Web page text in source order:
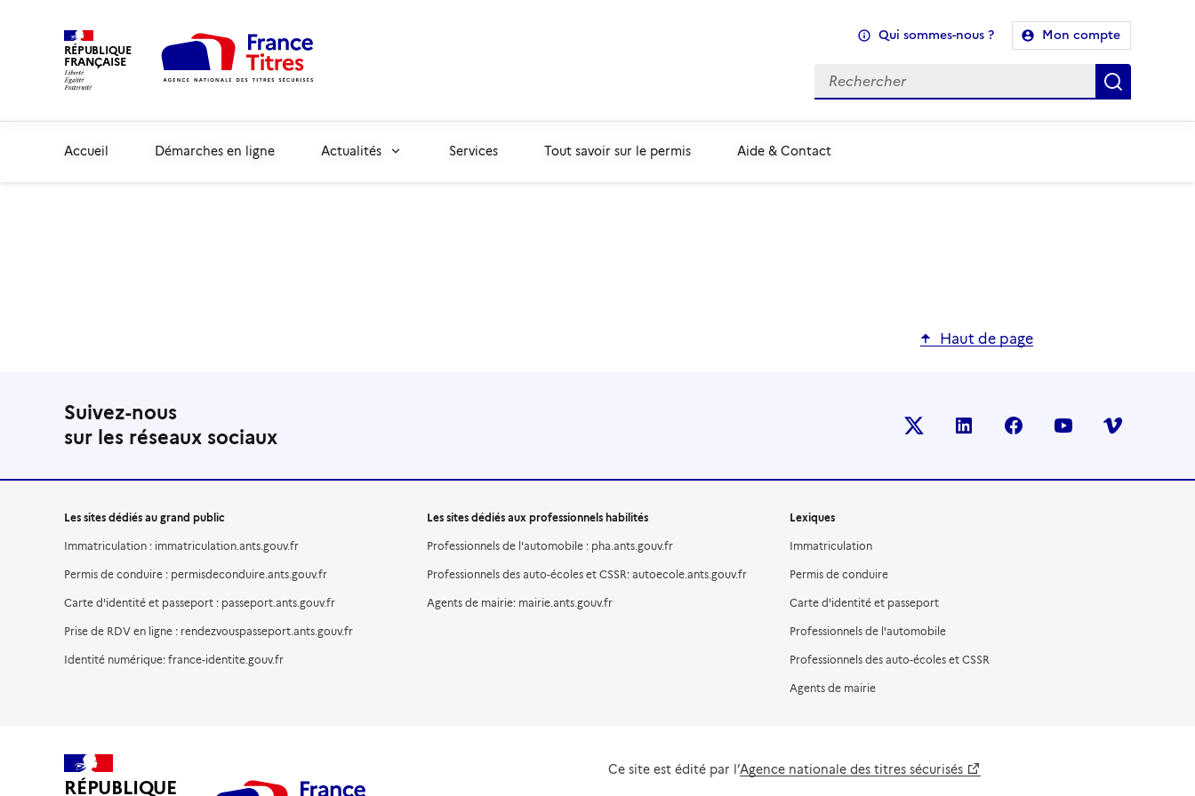
RÉPUBLIQUE
FRANÇAISE
Qui sommes-nous ? Mon compte
Recherche
Accueil Démarches en ligne Actualités Services Tout savoir sur le permis Aide & Contact
Haut de page
Suivez-nous
sur les réseaux sociaux
X (anciennement TWITTER)
LINKEDINFACEBOOKYOUTUBEVIMEO
Les sites dédiés au grand public
Immatriculation : immatriculation.ants.gouv.fr
Permis de conduire : permisdeconduire.ants.gouv.fr
Carte d'identité et passeport : passeport.ants.gouv.fr
Prise de RDV en ligne : rendezvouspasseport.ants.gouv.fr
Identité numérique: france-identite.gouv.fr
Les sites dédiés aux professionnels habilités
Professionnels de l'automobile : pha.ants.gouv.fr
Professionnels des auto-écoles et CSSR: autoecole.ants.gouv.fr
Agents de mairie: mairie.ants.gouv.fr
Lexiques
Immatriculation
Permis de conduire
Carte d'identité et passeport
Professionnels de l'automobile
Professionnels des auto-écoles et CSSR
Agents de mairie
RÉPUBLIQUE
Ce site est édité par l’Agence nationale des titres sécurisés